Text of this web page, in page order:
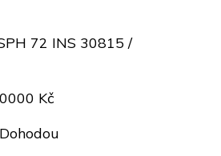
72 INS 30815 /
Kč
Dohodou